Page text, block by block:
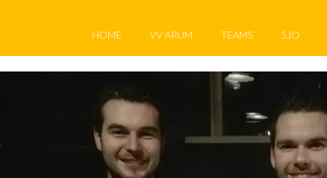
HOME VV ARUM TEAMS SJO